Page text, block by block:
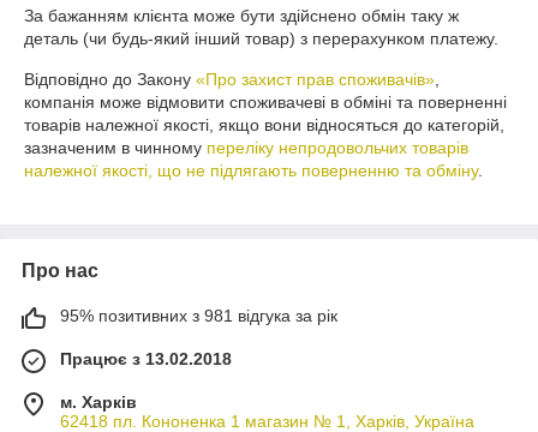
За бажанням клієнта може бути здійснено обмін таку ж
деталь (чи будь-який інший товар) з перерахунком платежу.
Відповідно до Закону «Про захист прав споживачів»
компанія може відмовити споживачеві в обміні та поверненні
товарів належної якості, якщо вони відносяться до категорій,
зазначеним в чинному переліку непродовольчих товарів
належної якості, що не підлягають поверненню та обміну.
Про нас
95% позитивних з 981 відгука за рік
Працює з 13.02.2018
м. Харків
62418 пл. Кононенка 1 магазин № 1, Харків, Україна